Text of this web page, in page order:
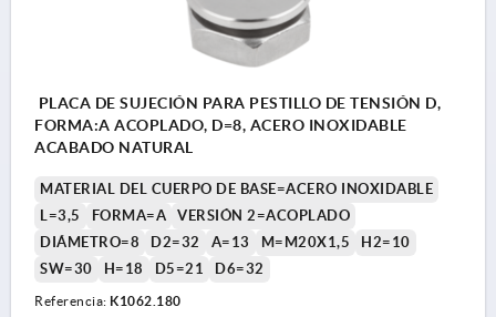
PLACA DE SUJECIÓN PARA PESTILLO DE TENSIÓN D,
FORMA:A ACOPLADO, D=8, ACERO INOXIDABLE
ACABADO NATURAL
MATERIAL DEL CUERPO DE BASE=ACERO INOXIDABLE
L=3,5
FORMA=A
VERSIÓN 2=ACOPLADO
DIÁMETRO=8
D2=32 A=13 M=M20X1,5
H2=10
SW=30
H=18 D5=21 D6=32
Referencia: K1062.180